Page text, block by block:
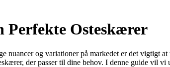
Perfekte Osteskærer
nuancer og variationer på markedet er det vigtigt
der passer til dine behov. I denne guide vil